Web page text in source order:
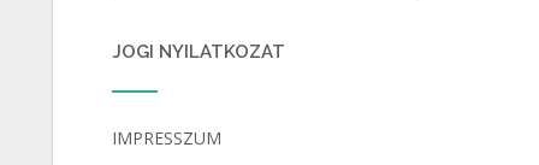
JOGI NYILATKOZAT
IMPRESSZUM